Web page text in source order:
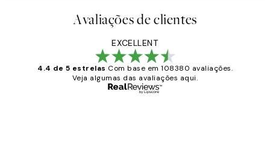
Avaliações de clientes
EXCELLENT
4.4 de 5 estrelas Com base em 108380 avaliações.
Veja algumas das avaliações aqui.